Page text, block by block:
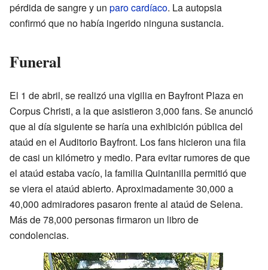
pérdida de sangre y un paro cardíaco. La autopsia
confirmó que no había ingerido ninguna sustancia.
Funeral
El 1 de abril, se realizó una vigilia en Bayfront Plaza en
Corpus Christi, a la que asistieron 3,000 fans. Se anunció
que al día siguiente se haría una exhibición pública del
ataúd en el Auditorio Bayfront. Los fans hicieron una fila
de casi un kilómetro y medio. Para evitar rumores de que
el ataúd estaba vacío, la familia Quintanilla permitió que
se viera el ataúd abierto. Aproximadamente 30,000 a
40,000 admiradores pasaron frente al ataúd de Selena.
Más de 78,000 personas firmaron un libro de
condolencias.